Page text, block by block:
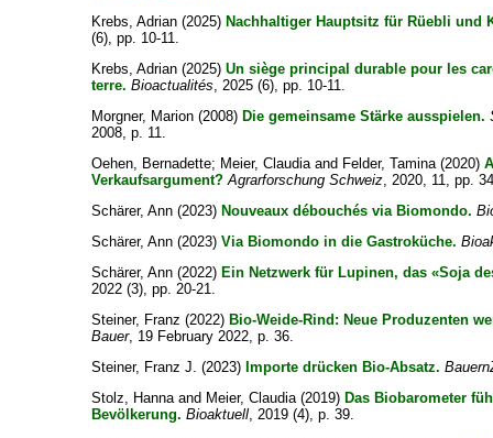
Krebs, Adrian (2025)Nachhaltiger Hauptsitz für Rüebli und
(6), pp. 10-11.
Krebs, Adrian (2025)Un siège principal durable pour les
terre. Bioactualités , 2025 (6), pp. 10-11.
Morgner, Marion (2008)Die gemeinsame Stärke ausspielen.
2008, p. 11.
Oehen, Bernadette; Meier, Claudia and Felder, Tamina (2020)
Verkaufsargument? Agrarforschung Schweiz , 2020, 11, pp.
Schärer, Ann (2023)Nouveaux débouchés via Biomondo.
Schärer, Ann (2023)Via Biomondo in die Gastroküche.
Schärer, Ann (2022)Ein Netzwerk für Lupinen, das «Soja
2022 (3), pp. 20-21.
Steiner, Franz (2022)Bio-Weide-Rind: Neue Produzenten
Bauer, 19 February 2022, p. 36.
Steiner, Franz J. (2023)Importe drücken Bio-Absatz.
Stolz, Hanna and Meier, Claudia (2019)Das Biobarometer
Bevölkerung. Bioaktuell , 2019 (4), p. 39.